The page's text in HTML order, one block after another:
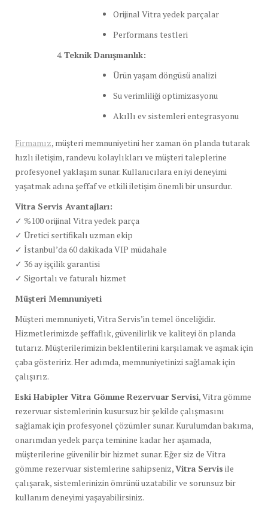
Orijinal Vitra yedek parçalar
Performans testleri
Teknik Danışmanlık:
Ürün yaşam döngüsü analizi
Su verimliliği optimizasyonu
Akıllı ev sistemleri entegrasyonu
Firmamız, müşteri memnuniyetini her zaman ön planda tutarak
hızlı iletişim, randevu kolaylıkları ve müşteri taleplerine
profesyonel yaklaşım sunar. Kullanıcılara en iyi deneyimi
yaşatmak adına şeffaf ve etkili iletişim önemli bir unsurdur.
Vitra Servis Avantajları:
✓ %100 orijinal Vitra yedek parça
✓ Üretici sertifikalı uzman ekip
✓ İstanbul’da 60 dakikada VIP müdahale
✓ 36 ay işçilik garantisi
✓ Sigortalı ve faturalı hizmet
Müşteri Memnuniyeti
Müşteri memnuniyeti, Vitra Servis’in temel önceliğidir.
Hizmetlerimizde şeffaflık, güvenilirlik ve kaliteyi ön planda
tutarız. Müşterilerimizin beklentilerini karşılamak ve aşmak için
çaba gösteririz. Her adımda, memnuniyetinizi sağlamak için
çalışırız.
Eski Habipler Vitra Gömme Rezervuar Servisi, Vitra gömme
rezervuar sistemlerinin kusursuz bir şekilde çalışmasını
sağlamak için profesyonel çözümler sunar. Kurulumdan bakıma,
onarımdan yedek parça teminine kadar her aşamada,
müşterilerine güvenilir bir hizmet sunar. Eğer siz de Vitra
gömme rezervuar sistemlerine sahipseniz,Vitra Servis ile
çalışarak, sistemlerinizin ömrünü uzatabilir ve sorunsuz bir
kullanım deneyimi yaşayabilirsiniz.